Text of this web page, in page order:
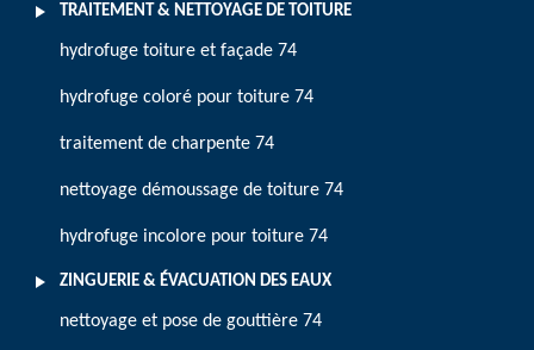
TRAITEMENT & NETTOYAGE DE TOITURE
hydrofuge toiture et façade 74
hydrofuge coloré pour toiture 74
traitement de charpente 74
nettoyage démoussage de toiture 74
hydrofuge incolore pour toiture 74
ZINGUERIE & ÉVACUATION DES EAUX
nettoyage et pose de gouttière 74